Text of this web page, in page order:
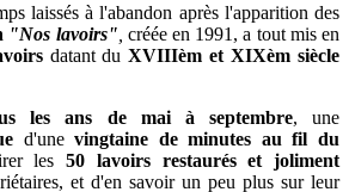
laissés à l'abandon après l'apparition des
"Nos lavoirs" créée en 1991, a tout mis en
datant du XVIIIèm et XIXèm siècle
les ans de mai à septembre, une
d'unevingtaine de minutes au fil du
les 50 lavoirs restaurés et joliment
et d'en savoir un peu plus sur leur